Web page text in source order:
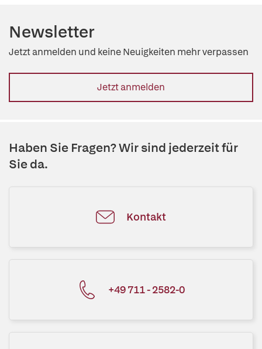
Newsletter
Jetzt anmelden und keine Neuigkeiten mehr verpassen
Jetzt anmelden
Haben Sie Fragen? Wir sind jederzeit für
Sie da.
Kontakt
+49 711 - 2582-0